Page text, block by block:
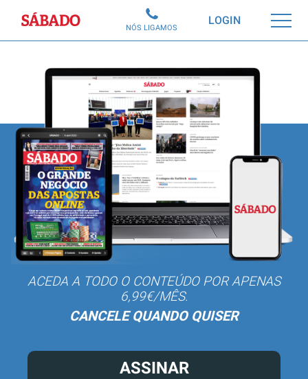
Sábado LOGIN
NÓS LIGAMOS
ACEDA A TODO O CONTEÚDO POR APENAS
6,99€/MÊS.
CANCELE QUANDO QUISER
ASSINAR